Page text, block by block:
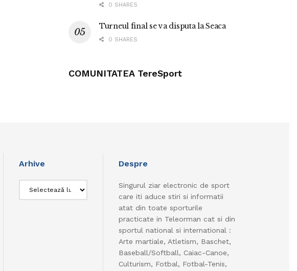
0 SHARES
Turneul final se va disputa la Seaca
0 SHARES
COMUNITATEA TereSport
Arhive Despre
Singurul ziar electronic de sport
care iti aduce stiri si informatii
atat din toate sporturile
practicate in Teleorman cat si din
sportul national si international :
Arte martiale, Atletism, Baschet,
Baseball/Softball, Caiac-Canoe,
Culturism, Fotbal, Fotbal-Tenis,